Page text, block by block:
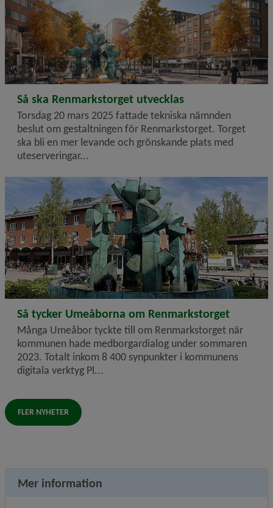
2025-03-21
Så ska Renmarkstorget utvecklas
Torsdag 20 mars 2025 fattade tekniska nämnden
beslut om gestaltningen för Renmarkstorget. Torget
ska bli en mer levande och grönskande plats med
uteserveringar...
2023-10-04
Så tycker Umeåborna om Renmarkstorget
Många Umeåbor tyckte till om Renmarkstorget när
kommunen hade medborgardialog under sommaren
2023. Totalt inkom 8 400 synpunkter i kommunens
digitala verktyg Pl...
FLER NYHETER
Mer information